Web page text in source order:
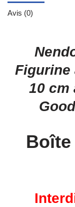
Avis (0)
Figurine
10 cm